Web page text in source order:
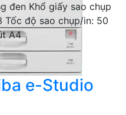
đen Khổ giấy sao chụp
Tốc độ sao chụp/in: 50
A4
e-Studio